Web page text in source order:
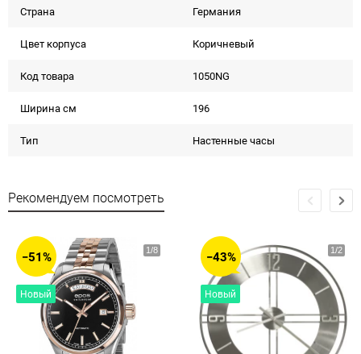
Страна Германия
Цвет корпуса Коричневый
Код товара 1050NG
Ширина см 196
Тип Настенные часы
Рекомендуем посмотреть
−51%
Новый
−43%
Новый